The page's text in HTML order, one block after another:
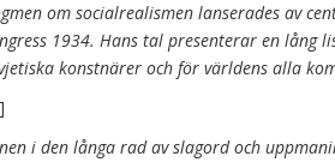
om socialrealismen lanserades av
1934. Hans tal presenterar en lång
konstnärer och för världens alla
i den långa rad av slagord och